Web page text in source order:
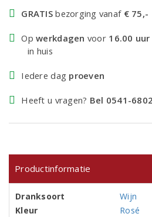
GRATIS bezorging vanaf € 75,-
Opwerkdagen voor 16.00 uur
in huis
Iedere dag proeven
Heeft u vragen? Bel 0541-
Productinformatie
Dranksoort
Wijn
Kleur
Rosé